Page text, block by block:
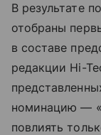
В результате
отобраны
в составе
редакции Hi-
номинацию —
повлиять